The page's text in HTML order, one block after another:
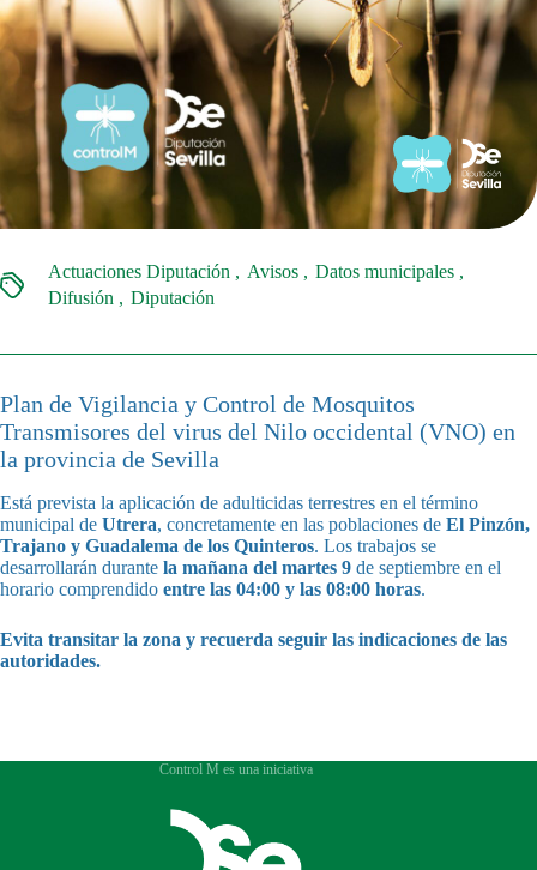
Actuaciones Diputación Avisos
Datos municipales
Difusión
Diputación
Plan de Vigilancia y Control de Mosquitos
Transmisores del virus del Nilo occidental (VNO) en
la provincia de Sevilla
Está prevista la aplicación de adulticidas terrestres en el término
municipal de Utrera, concretamente en las poblaciones de El Pinzón,
Trajano y Guadalema de los Quinteros. Los trabajos se
desarrollarán durante la mañana del martes 9 de septiembre en el
horario comprendido entre las 04:00 y las 08:00 horas.
Evita transitar la zona y recuerda seguir las indicaciones de las
autoridades.
Control M es una iniciativa